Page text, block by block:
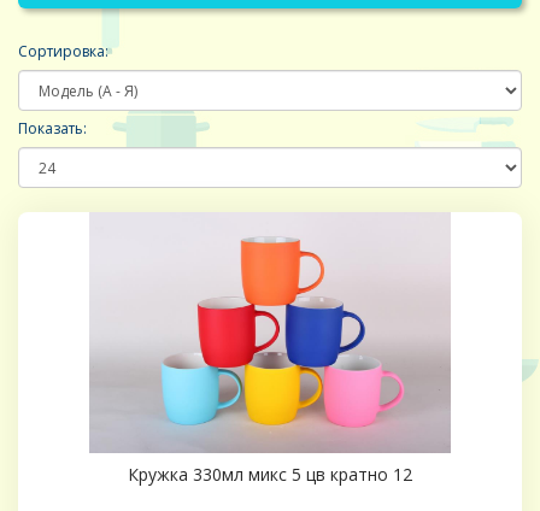
Сортировка:
Показать:
Кружка 330мл микс 5 цв кратно 12